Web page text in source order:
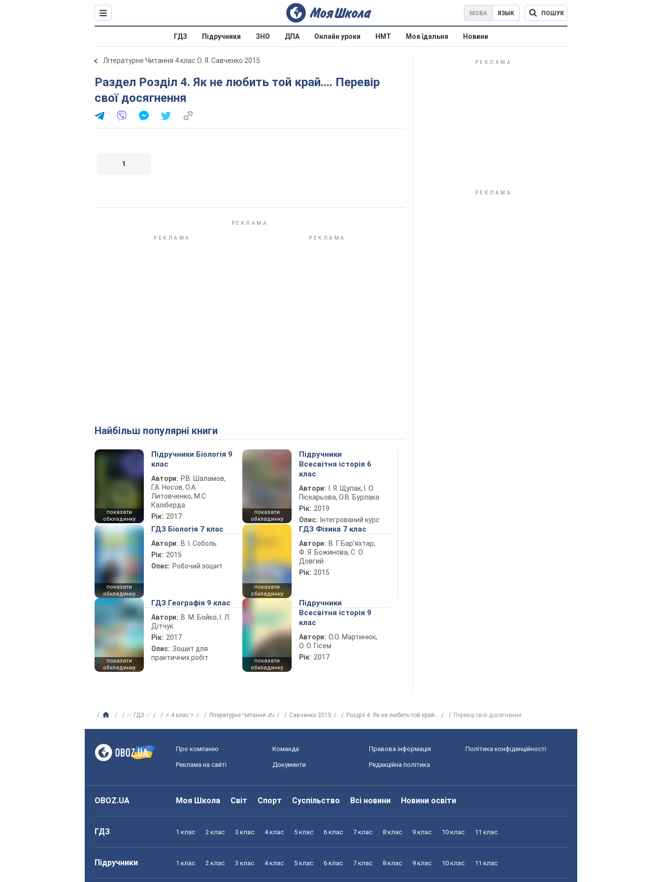
МОВА ЯЗЫК ПОШУК
ГДЗ Підручники ЗНО ДПА Онлайн уроки НМТ Моя їдальня Новини
Літературне Читання 4 клас О. Я. Савченко 2015
Раздел Розділ 4. Як не любить той край.... Перевір
свої досягнення
1
Найбільш популярні книги
показати
обкладинку
Підручники Біологія 9
клас
Автори: Р.В. Шаламов,
Г.А. Носов, О.А.
Литовченко, М.С.
Каліберда
Рік: 2017
показати
обкладинку
Підручники
Всесвітня історія 6
клас
Автори:
І. Я. Щупак, І. О.
Піскарьова, О.В. Бурлака
Рік: 2019
Опис: Інтегрований курс
показати
обкладинку
ГДЗ Біологія 7 клас
Автори: В. І. Соболь
Рік: 2015
Опис: Робочий зошит
показати
обкладинку
ГДЗ Фізика 7 клас
Автори: В. Г. Бар’яхтар,
Ф. Я. Божинова, С. О.
Довгий
Рік: 2015
показати
обкладинку
ГДЗ Географія 9 клас
Автори: В. М. Бойко, І. Л.
Дітчук
Рік: 2017
Опис: Зошит для
практичних робіт
показати
обкладинку
Підручники
Всесвітня історія 9
клас
Автори: О.О. Мартинюк,
О. О. Гісем
Рік: 2017
✅ ГДЗ ✅ ⚡ 4 клас ⚡ Літературне Читання ✍ Савченко 2015 Розділ 4. Як не любить той край... Перевір свої досягнення
Про компанію Команда Правова інформація Політика конфіденційності
Реклама на сайті Документи Редакційна політика
OBOZ.UA Моя Школа Світ Спорт Суспільство Всі новини Новини освіти
ГДЗ 1 клас 2 клас 3 клас 4 клас 5 клас 6 клас 7 клас 8 клас 9 клас 10 клас 11 клас
Підручники 1 клас 2 клас 3 клас 4 клас 5 клас 6 клас 7 клас 8 клас 9 клас 10 клас 11 клас